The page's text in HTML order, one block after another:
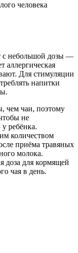
человека
с небольшой дозы —
аллергическая
Для стимуляции
напитки
чем чаи, поэтому
не
ребёнка.
количеством
приёма травяных
молока.
доза для кормящей
чая в день.